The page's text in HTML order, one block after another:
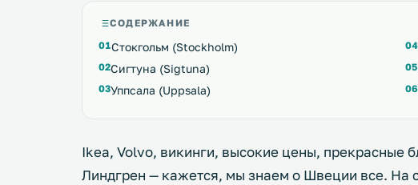
СОДЕРЖАНИЕ
Стокгольм (Stockholm)
Сигтуна (Sigtuna)
Уппсала (Uppsala)
Ikea, Volvo, викинги, высокие цены, прекрасные
Линдгрен — кажется, мы знаем о Швеции все. На